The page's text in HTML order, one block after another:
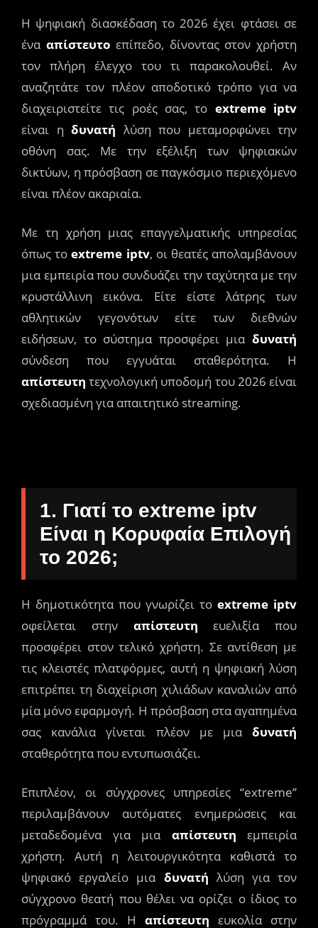
Η ψηφιακή διασκέδαση το 2026 έχει φτάσει σε
ένα απίστευτο επίπεδο, δίνοντας στον χρήστη
τον πλήρη έλεγχο του τι παρακολουθεί. Αν
αναζητάτε τον πλέον αποδοτικό τρόπο για να
διαχειριστείτε τις ροές σας, το extreme iptv
είναι η δυνατή λύση που μεταμορφώνει την
οθόνη σας. Με την εξέλιξη των ψηφιακών
δικτύων, η πρόσβαση σε παγκόσμιο περιεχόμενο
είναι πλέον ακαριαία.
Με τη χρήση μιας επαγγελματικής υπηρεσίας
όπως τοextreme iptv, οι θεατές απολαμβάνουν
μια εμπειρία που συνδυάζει την ταχύτητα με την
κρυστάλλινη εικόνα. Είτε είστε λάτρης των
αθλητικών γεγονότων είτε των διεθνών
ειδήσεων, το σύστημα προσφέρει μια δυνατή
σύνδεση που εγγυάται σταθερότητα. Η
απίστευτη τεχνολογική υποδομή του 2026 είναι
σχεδιασμένη για απαιτητικό streaming.
1. Γιατί το extreme iptv
Είναι η Κορυφαία Επιλογή
το 2026;
Η δημοτικότητα που γνωρίζει το extreme iptv
οφείλεται στην απίστευτη ευελιξία που
προσφέρει στον τελικό χρήστη. Σε αντίθεση με
τις κλειστές πλατφόρμες, αυτή η ψηφιακή λύση
επιτρέπει τη διαχείριση χιλιάδων καναλιών από
μία μόνο εφαρμογή. Η πρόσβαση στα αγαπημένα
σας κανάλια γίνεται πλέον με μια δυνατή
σταθερότητα που εντυπωσιάζει.
Επιπλέον, οι σύγχρονες υπηρεσίες “extreme”
περιλαμβάνουν αυτόματες ενημερώσεις και
μεταδεδομένα για μια απίστευτη εμπειρία
χρήστη. Αυτή η λειτουργικότητα καθιστά το
ψηφιακό εργαλείο μια δυνατή λύση για τον
σύγχρονο θεατή που θέλει να ορίζει ο ίδιος το
πρόγραμμά του. Η απίστευτη ευκολία στην